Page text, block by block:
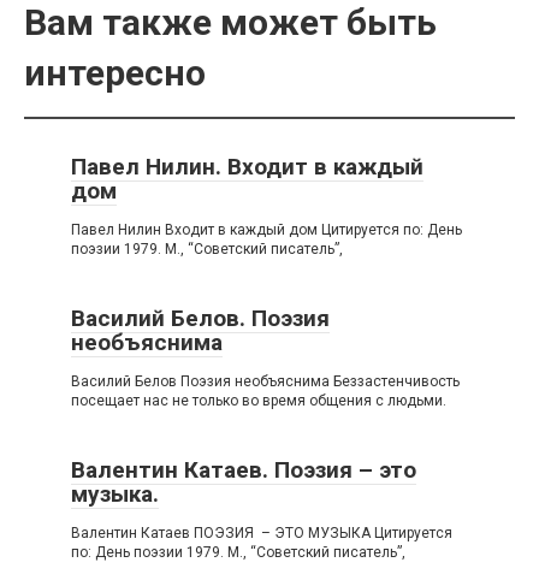
Вам также может быть
интересно
Павел Нилин. Входит в каждый
дом
Павел Нилин Входит в каждый дом Цитируется по: День
поэзии 1979. М., “Советский писатель”,
Василий Белов. Поэзия
необъяснима
Василий Белов Поэзия необъяснима Беззастенчивость
посещает нас не только во время общения с людьми.
Валентин Катаев. Поэзия – это
музыка.
Валентин Катаев ПОЭЗИЯ – ЭТО МУЗЫКА Цитируется
по: День поэзии 1979. М., “Советский писатель”,